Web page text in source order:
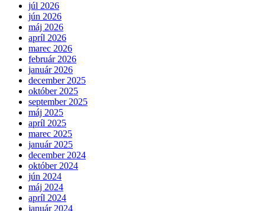
júl 2026
jún 2026
máj 2026
apríl 2026
marec 2026
február 2026
január 2026
december 2025
október 2025
september 2025
máj 2025
apríl 2025
marec 2025
január 2025
december 2024
október 2024
jún 2024
máj 2024
apríl 2024
január 2024